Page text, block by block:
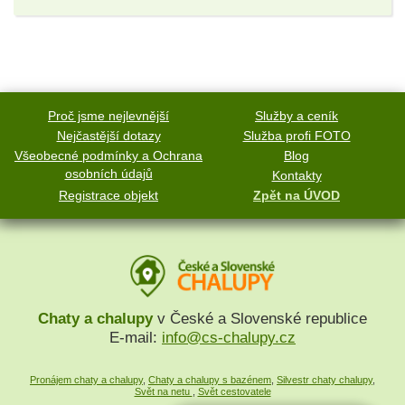
Proč jsme nejlevnější
Služby a ceník
Nejčastější dotazy
Služba profi FOTO
Všeobecné podmínky a Ochrana
osobních údajů
Blog
Kontakty
Registrace objekt
Zpět na ÚVOD
Chaty a chalupyv České a Slovenské republice
E-mail: info@cs-chalupy.cz
Pronájem chaty a chalupy, Chaty a chalupy s bazénem, Silvestr chaty chalupy,
Svět na netu , Svět cestovatele